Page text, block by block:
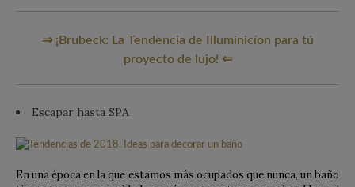
⇒ ¡Brubeck: La Tendencia de Illuminicíon para tú
proyecto de lujo! ⇐
Escapar hasta SPA
En una época en la que estamos más ocupados que nunca, un baño